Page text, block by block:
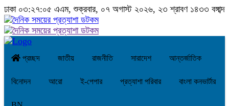
ঢাকা ০৩:২৭:০৬ এএম, শুক্রবার, ০৭ অগাস্ট ২০২৬, ২৩ শ্রাবণ ১৪৩৩ বঙ্গাব্দ
প্রচ্ছদ জাতীয় রাজনীতি সারাদেশ আন্তর্জাতিক
বিনোদন আরো ই-পেপার প্রত্যাশা পরিবার বাংলা কনভার্টার